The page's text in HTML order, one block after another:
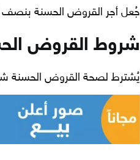
جُعل أجر القروض الحسنة بنصف
شروط القروض
يُشترط لصحة القروض الحسنة